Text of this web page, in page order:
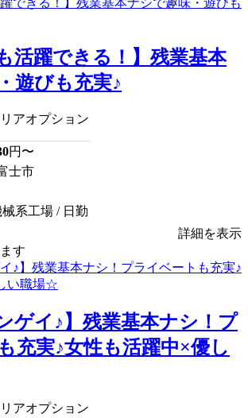
活躍できる！】残業基本
遊びも充実♪
アオプション
円〜
士市
系工場 / 日勤
詳細を表示
す
ゲイ♪】残業基本ナシ！プ
充実♪女性も活躍中×優し
アオプション